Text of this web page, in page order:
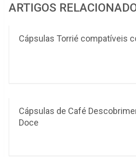
ARTIGOS
Cápsulas Torrié compatíveis
Cápsulas de Café
Doce